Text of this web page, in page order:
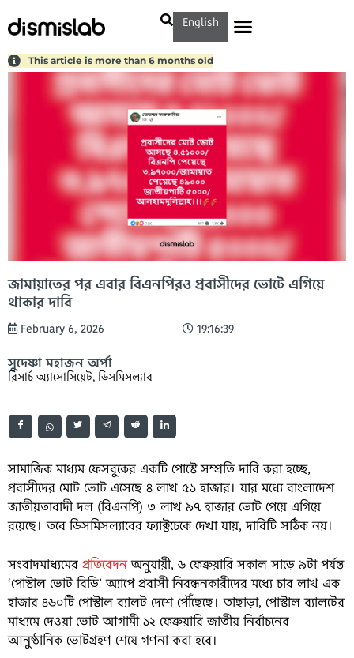
English
This article is more than 6 months old
জামায়াতের পর এবার বিএনপিরও প্রবাসীদের ভোটে এগিয়ে
থাকার দাবি
February 6, 2026 19:16:39
সুদেষ্ণা মহাজন অর্পা
রিসার্চ অ্যাসোসিয়েট, ডিসমিসল্যাব
সামাজিক মাধ্যম ফেসবুকের একটি পোস্টে সম্প্রতি দাবি করা হচ্ছে,
প্রবাসীদের মোট ভোট এসেছে ৪ লাখ ৫১ হাজার। যার মধ্যে বাংলাদেশ
জাতীয়তাবাদী দল (বিএনপি) ৩ লাখ ৯৭ হাজার ভোট পেয়ে এগিয়ে
রয়েছে। তবে ডিসমিসল্যাবের ফ্যাক্টচেকে দেখা যায়, দাবিটি সঠিক নয়।
সংবাদমাধ্যমের প্রতিবেদনঅনুযায়ী, ৬ ফেব্রুয়ারি সকাল সাড়ে ৯টা পর্যন্ত
‘পোস্টাল ভোট বিডি’ অ্যাপে প্রবাসী নিবন্ধনকারীদের মধ্যে চার লাখ এক
হাজার ৪৬০টি পোস্টাল ব্যালট দেশে পৌঁছেছে। তাছাড়া, পোস্টাল ব্যালটের
মাধ্যমে দেওয়া ভোট আগামী ১২ ফেব্রুয়ারি জাতীয় নির্বাচনের
আনুষ্ঠানিক ভোটগ্রহণ শেষে গণনা করা হবে।